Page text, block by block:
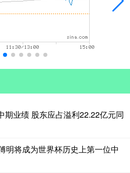
期业绩 股东应占溢利22.22亿元同
明将成为世界杯历史上第一位中